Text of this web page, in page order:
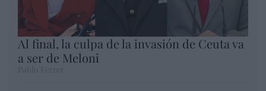
Al final, la culpa de la invasión de Ceuta va
a ser de Meloni